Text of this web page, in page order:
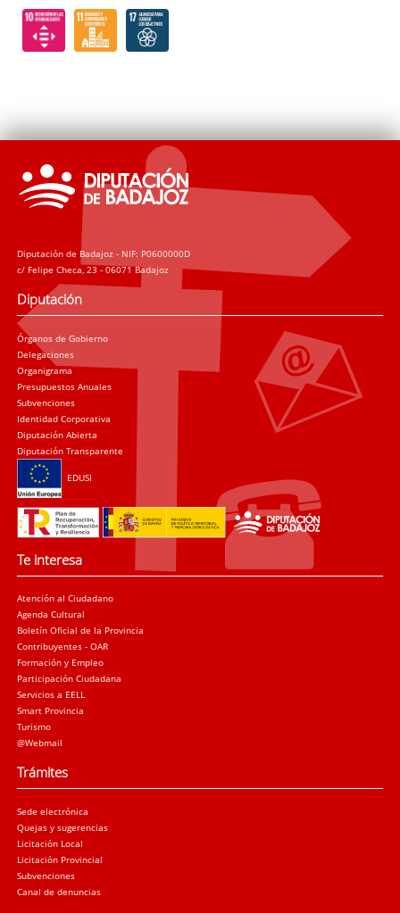
Diputación de Badajoz - NIF: P0600000D
c/ Felipe Checa, 23 - 06071 Badajoz
Diputación
Órganos de Gobierno
Delegaciones
Organigrama
Presupuestos Anuales
Subvenciones
Identidad Corporativa
Diputación Abierta
Diputación Transparente
EDUSI
Te interesa
Atención al Ciudadano
Agenda Cultural
Boletín Oficial de la Provincia
Contribuyentes - OAR
Formación y Empleo
Participación Ciudadana
Servicios a EELL
Smart Provincia
Turismo
@Webmail
Trámites
Sede electrónica
Quejas y sugerencias
Licitación Local
Licitación Provincial
Subvenciones
Canal de denuncias